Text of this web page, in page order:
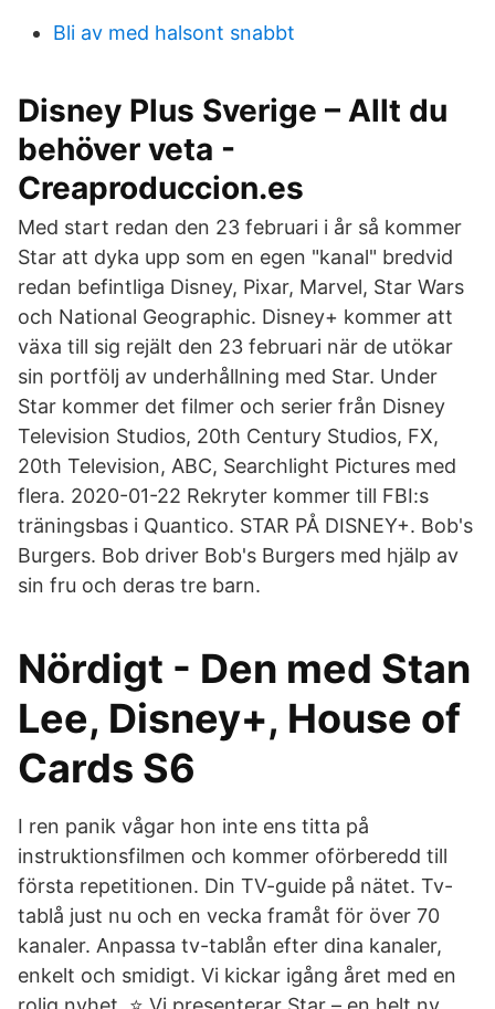
Bli av med halsont snabbt
Disney Plus Sverige – Allt du
behöver veta -
Creaproduccion.es
Med start redan den 23 februari i år så kommer
Star att dyka upp som en egen "kanal" bredvid
redan befintliga Disney, Pixar, Marvel, Star Wars
och National Geographic. Disney+ kommer att
växa till sig rejält den 23 februari när de utökar
sin portfölj av underhållning med Star. Under
Star kommer det filmer och serier från Disney
Television Studios, 20th Century Studios, FX,
20th Television, ABC, Searchlight Pictures med
flera. 2020-01-22 Rekryter kommer till FBI:s
träningsbas i Quantico. STAR PÅ DISNEY+. Bob's
Burgers. Bob driver Bob's Burgers med hjälp av
sin fru och deras tre barn.
Nördigt - Den med Stan
Lee, Disney+, House of
Cards S6
I ren panik vågar hon inte ens titta på
instruktionsfilmen och kommer oförberedd till
första repetitionen. Din TV-guide på nätet. Tv-
tablå just nu och en vecka framåt för över 70
kanaler. Anpassa tv-tablån efter dina kanaler,
enkelt och smidigt. Vi kickar igång året med en